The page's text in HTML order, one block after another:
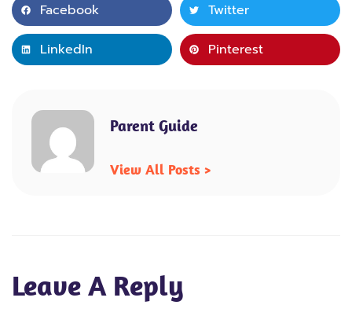
Facebook Twitter
LinkedIn Pinterest
Parent Guide
View All Posts >
Leave A Reply